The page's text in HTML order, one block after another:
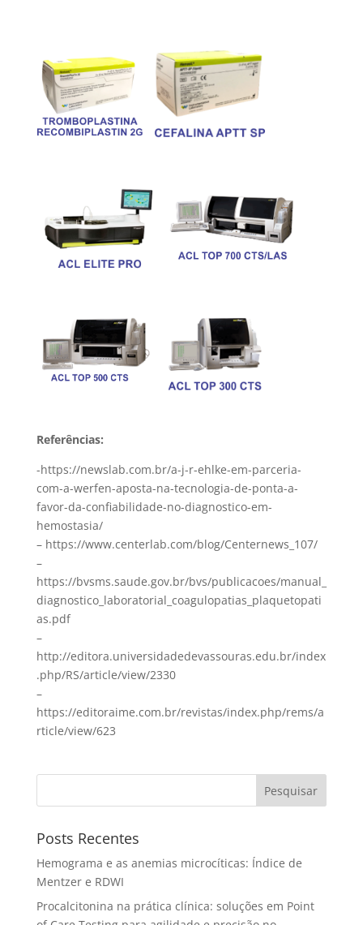
Referências:
-https://newslab.com.br/a-j-r-ehlke-em-parceria-
com-a-werfen-aposta-na-tecnologia-de-ponta-a-
favor-da-confiabilidade-no-diagnostico-em-
hemostasia/
– https://www.centerlab.com/blog/Centernews_107/
–
https://bvsms.saude.gov.br/bvs/publicacoes/manual_
diagnostico_laboratorial_coagulopatias_plaquetopati
as.pdf
–
http://editora.universidadedevassouras.edu.br/index
.php/RS/article/view/2330
–
https://editoraime.com.br/revistas/index.php/rems/a
rticle/view/623
Pesquisar
Posts Recentes
Hemograma e as anemias microcíticas: Índice de
Mentzer e RDWI
Procalcitonina na prática clínica: soluções em Point